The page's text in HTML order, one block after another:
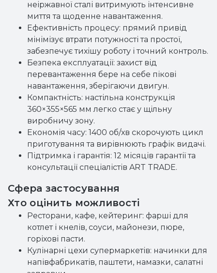
неіржавної сталі витримують інтенсивне
миття та щоденне навантаження.
Ефективність процесу: прямий привід
мінімізує втрати потужності та простої,
забезпечує тихішу роботу і точний контроль.
Безпека експлуатації: захист від
перевантаження бере на себе пікові
навантаження, зберігаючи двигун.
Компактність: настільна конструкція
360×355×565 мм легко стає у щільну
виробничу зону.
Економія часу: 1400 об/хв скорочують цикл
приготування та вирівнюють графік видачі.
Підтримка і гарантія: 12 місяців гарантії та
консультації спеціалістів ART TRADE.
Сфера застосування
Хто оцінить можливості
Ресторани, кафе, кейтеринг: фарші для
котлет і кнелів, соуси, майонези, пюре,
горіхові пасти.
Кулінарні цехи супермаркетів: начинки для
напівфабрикатів, паштети, намазки, салатні